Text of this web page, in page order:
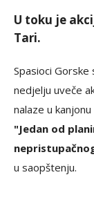
U toku je
Tari.
Spasioci Gorske
nedjelju uveče
nalaze u
"Jedan od
u saopštenju.